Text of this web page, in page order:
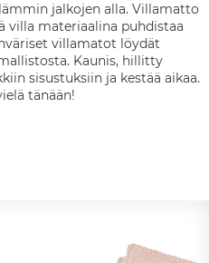
jalkojen alla. Villamatto
villa materiaalina puhdistaa
villamatot löydät
Kaunis, hillitty
sisustuksiin ja kestää aikaa.
tänään!